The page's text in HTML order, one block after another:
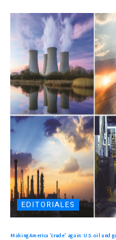
EDITORIALES
Making America 'crude' again: U.S. oil and